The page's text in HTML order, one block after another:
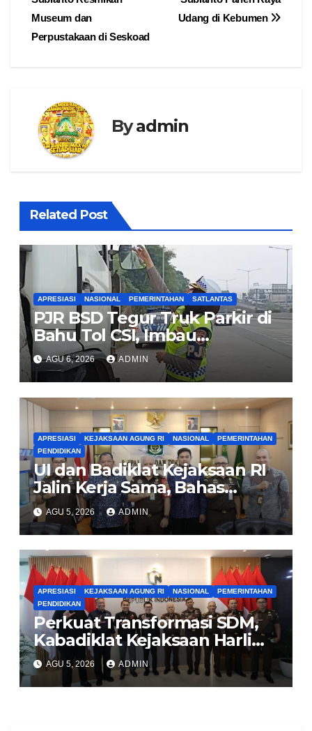
Udang di Kebumen
Museum dan
Perpustakaan di Seskoad
Byadmin
Related Post
APRESIASI NASIONAL PEMERINTAHAN SATLANTAS
PJR BSD Tegur Truk Parkir di
Bahu Tol CSI, Imbau
Pengendara Tertib
AGU 6, 2026 ADMIN
APRESIASI KEJAKSAAN AGUNG RI NASIONAL
PEMERINTAHAN
PENDIDIKAN
UI dan Badiklat Kejaksaan RI
Jalin Kerja Sama, Bahas
Pembentukan Pusat Studi
Kajian Kejaksaan
AGU 5, 2026 ADMIN
APRESIASI KEJAKSAAN AGUNG RI NASIONAL
PEMERINTAHAN
PENDIDIKAN
Perkuat Transformasi SDM,
Kabadiklat Kejaksaan Harli
Siregar Jalin Sinergi dengan
LAN RI
AGU 5, 2026 ADMIN